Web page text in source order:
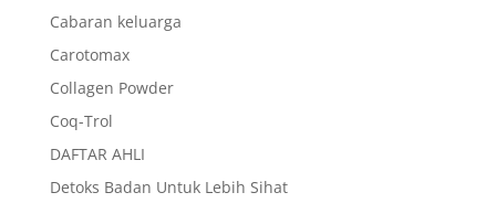
Cabaran keluarga
Carotomax
Collagen Powder
Coq-Trol
DAFTAR AHLI
Detoks Badan Untuk Lebih Sihat